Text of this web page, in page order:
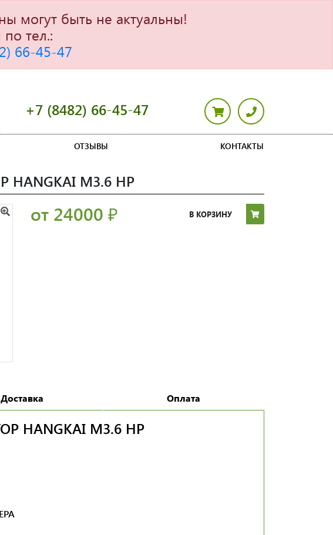
могут быть не актуальны!
тел.:
66-45-47
+7 (8482) 66-45-47
ОТЗЫВЫ КОНТАКТЫ
M3.6 HP
от 24000₽ В КОРЗИНУ
Доставка Оплата
M3.6 HP